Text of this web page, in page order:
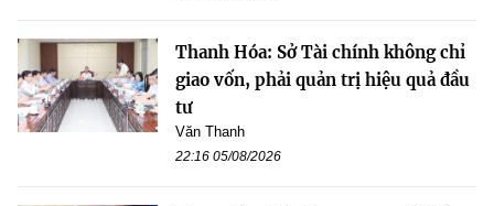
Thanh Hóa: Sở Tài chính không chỉ
giao vốn, phải quản trị hiệu quả đầu
tư
Văn Thanh
22:16 05/08/2026